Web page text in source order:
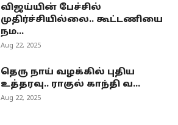
விஜய்யின் பேச்சில்
முதிர்ச்சியில்லை.. கூட்டணியை
நம...
Aug 22, 2025
தெரு நாய் வழக்கில் புதிய
உத்தரவு.. ராகுல் காந்தி வ...
Aug 22, 2025